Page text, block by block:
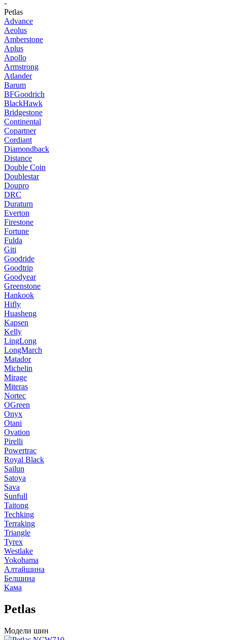
-
Petlas
Advance
Aeolus
Amberstone
Aplus
Apollo
Armstrong
Atlander
Barum
BFGoodrich
BlackHawk
Bridgestone
Continental
Copartner
Cordiant
Diamondback
Distance
Double Coin
Doublestar
Doupro
DRC
Duraturn
Everton
Firestone
Fortune
Fulda
Giti
Goodride
Goodtrip
Goodyear
Greenstone
Hankook
Hifly
Huasheng
Kapsen
Kelly
LingLong
LongMarch
Matador
Michelin
Mirage
Miteras
Nortec
OGreen
Onyx
Otani
Ovation
Pirelli
Powertrac
Royal Black
Sailun
Satoya
Sava
Sunfull
Taitong
Techking
Terraking
Triangle
Tyrex
Westlake
Yokohama
Алтайшина
Белшина
Кама
Petlas
Модели шин